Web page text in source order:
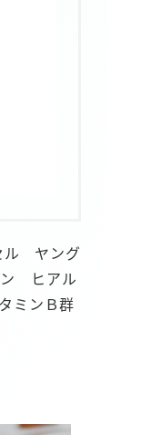
ル ヤング
ヒアル
ミンＢ群